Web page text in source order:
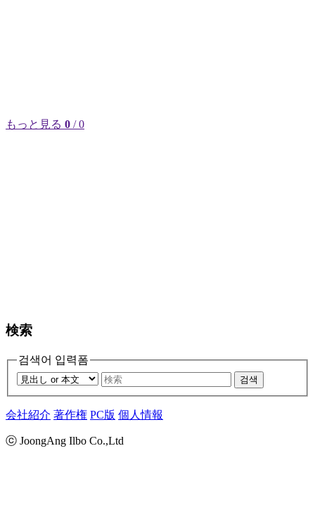
もっと見る 0 / 0
検索
검색어 입력폼
검색
会社紹介 著作権 PC版 個人情報
ⓒ JoongAng Ilbo Co.,Ltd